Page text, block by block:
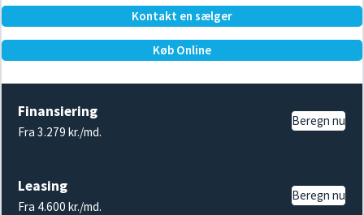
Kontakt en sælger
Køb Online
Finansiering
Fra 3.279 kr./md.
Beregn nu
Leasing
Fra 4.600 kr./md.
Beregn nu